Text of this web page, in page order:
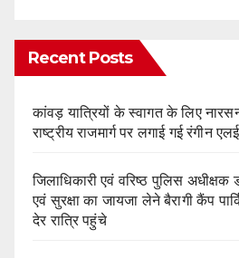
Recent Posts
कांवड़ यात्रियों के स्वागत के लिए नारसन
राष्ट्रीय राजमार्ग पर लगाई गई रंगीन
जिलाधिकारी एवं वरिष्ठ पुलिस
एवं सुरक्षा का जायजा लेने बैरागी कैंप
देर रात्रि पहुंचे